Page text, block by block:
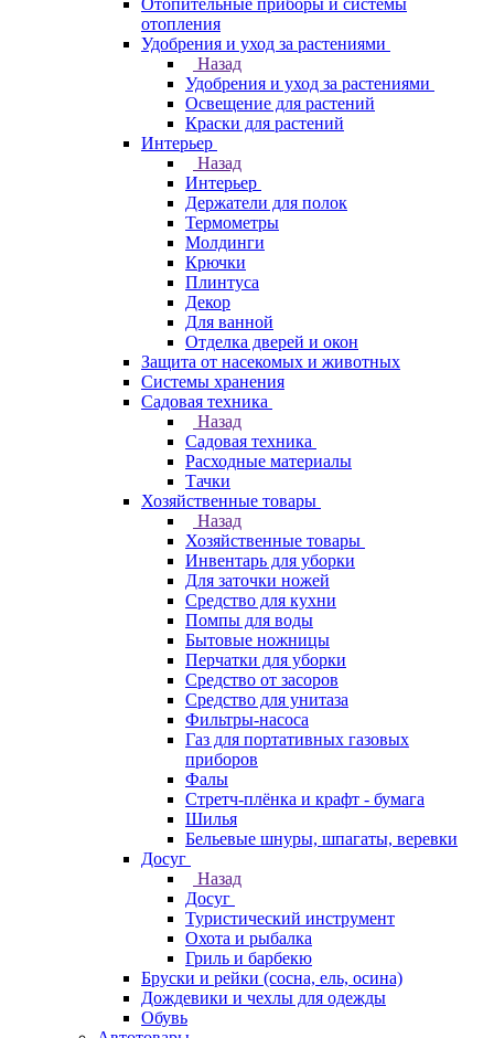
Отопительные приборы и системы
отопления
Удобрения и уход за растениями
Назад
Удобрения и уход за растениями
Освещение для растений
Краски для растений
Интерьер
Назад
Интерьер
Держатели для полок
Термометры
Молдинги
Крючки
Плинтуса
Декор
Для ванной
Отделка дверей и окон
Защита от насекомых и животных
Системы хранения
Садовая техника
Назад
Садовая техника
Расходные материалы
Тачки
Хозяйственные товары
Назад
Хозяйственные товары
Инвентарь для уборки
Для заточки ножей
Средство для кухни
Помпы для воды
Бытовые ножницы
Перчатки для уборки
Средство от засоров
Средство для унитаза
Фильтры-насоса
Газ для портативных газовых
приборов
Фалы
Стретч-плёнка и крафт - бумага
Шилья
Бельевые шнуры, шпагаты, веревки
Досуг
Назад
Досуг
Туристический инструмент
Охота и рыбалка
Гриль и барбекю
Бруски и рейки (сосна, ель, осина)
Дождевики и чехлы для одежды
Обувь